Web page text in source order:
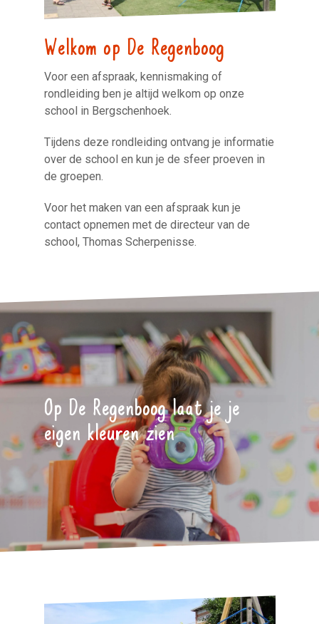
Welkom op De Regenboog
Voor een afspraak, kennismaking of
rondleiding ben je altijd welkom op onze
school in Bergschenhoek.
Tijdens deze rondleiding ontvang je informatie
over de school en kun je de sfeer proeven in
de groepen.
Voor het maken van een afspraak kun je
contact opnemen met de directeur van de
school, Thomas Scherpenisse.
Op De Regenboog laat je je
eigen kleuren zien